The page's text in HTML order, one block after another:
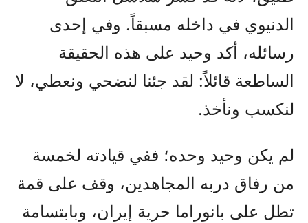
الدنيوي في داخله مسبقاً. وفي إحدى
رسائله، أكد وحيد على هذه الحقيقة
الساطعة قائلاً: لقد جئنا لنضحي ونعطي، لا
لنكسب ونأخذ.
لم يكن وحيد وحده؛ ففي قيادته لخمسة
من رفاق دربه المجاهدين، وقف على قمة
تطل على بانوراما حرية إيران، وبابتسامة